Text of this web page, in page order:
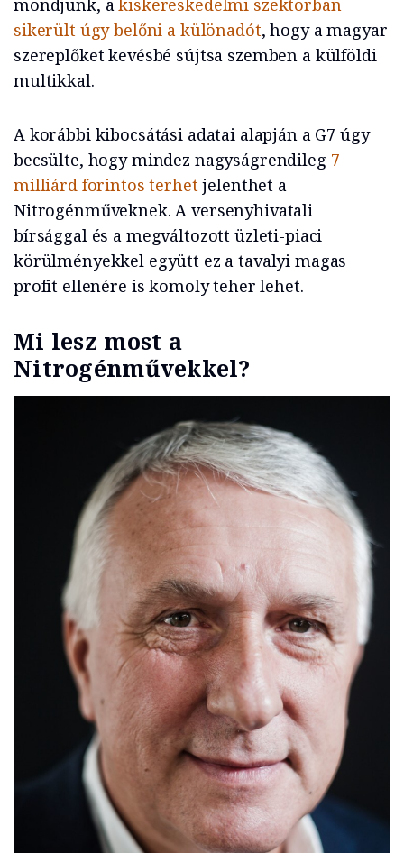
mondjunk, akiskereskedelmi szektorban
sikerült úgy belőni a különadót, hogy a magyar
szereplőket kevésbé sújtsa szemben a külföldi
multikkal.
A korábbi kibocsátási adatai alapján a G7 úgy
becsülte, hogy mindez nagyságrendileg 7
milliárd forintos terhetjelenthet a
Nitrogénműveknek. A versenyhivatali
bírsággal és a megváltozott üzleti-piaci
körülményekkel együtt ez a tavalyi magas
profit ellenére is komoly teher lehet.
Mi lesz most a
Nitrogénművekkel?